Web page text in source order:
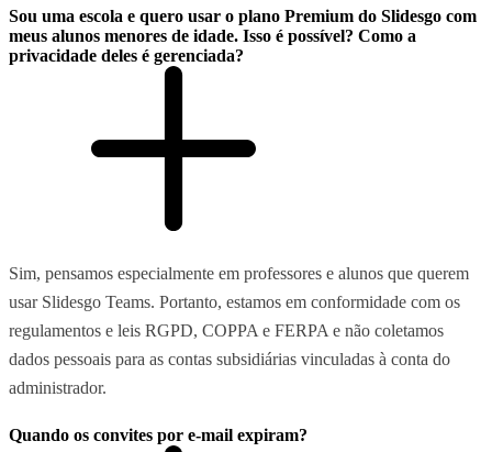
Sou uma escola e quero usar o plano Premium do Slidesgo com
meus alunos menores de idade. Isso é possível? Como a
privacidade deles é gerenciada?
Sim, pensamos especialmente em professores e alunos que querem
usar Slidesgo Teams. Portanto, estamos em conformidade com os
regulamentos e leis RGPD, COPPA e FERPA e não coletamos
dados pessoais para as contas subsidiárias vinculadas à conta do
administrador.
Quando os convites por e-mail expiram?